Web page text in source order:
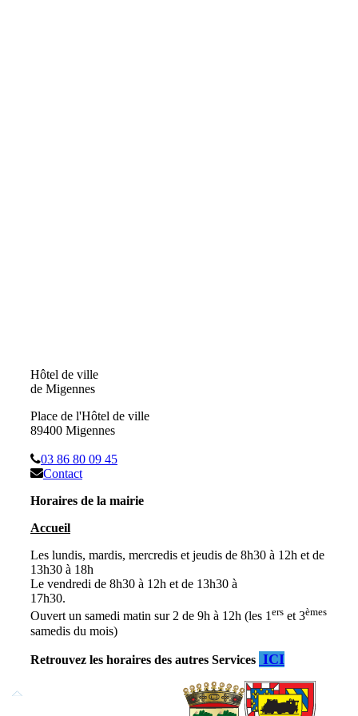
Hôtel de ville
de Migennes
Place de l'Hôtel de ville
89400 Migennes
03 86 80 09 45
Contact
Horaires de la mairie
Accueil
Les lundis, mardis, mercredis et jeudis de 8h30 à 12h et de
13h30 à 18h
Le vendredi de 8h30 à 12h et de 13h30 à
Ouvert un samedi matin sur 2 de 9h à 12h (les 1ers et 3èmes
samedis du mois)
Retrouvez les horaires des autres Services ICI